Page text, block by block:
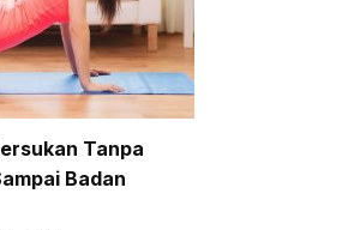
Tanpa
Badan